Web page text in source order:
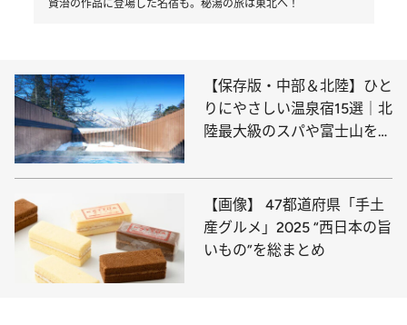
賢治の作品に登場した名宿も。秘湯の旅は東北へ！
【保存版・中部＆北陸】ひと
りにやさしい温泉宿15選｜北
陸最大級のスパや富士山を眺
まで
【画像】 47都道府県「手土
産グルメ」2025 “西日本の旨
いもの”を総まとめ